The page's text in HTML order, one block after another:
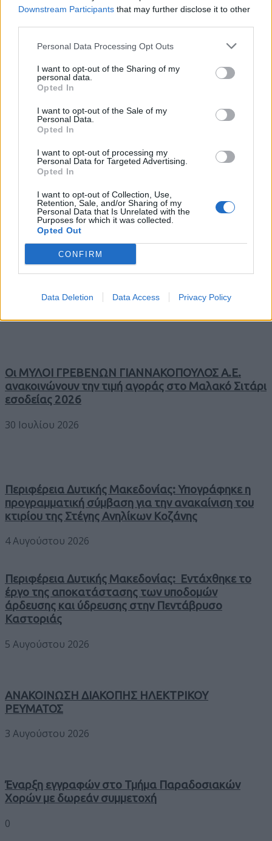
Downstream Participants that may further disclose it to other
Personal Data Processing Opt Outs
I want to opt-out of the Sharing of my
personal data.
Opted In
I want to opt-out of the Sale of my
Personal Data.
Opted In
I want to opt-out of processing my
Personal Data for Targeted Advertising.
Opted In
I want to opt-out of Collection, Use,
Retention, Sale, and/or Sharing of my
Personal Data that Is Unrelated with the
Purposes for which it was collected.
Opted Out
CONFIRM
Data Deletion Data Access Privacy Policy
Διακόσμηση
Διατροφή
Υγεία
Auto
Sexuality
Latest
Οι ΜΥΛΟΙ ΓΡΕΒΕΝΩΝ ΓΙΑΝΝΑΚΟΠΟΥΛΟΣ Α.Ε.
ανακοινώνουν την τιμή αγοράς στο Μαλακό Σιτάρι
εσοδείας 2026
30 Ιουλίου 2026
Περιφέρεια Δυτικής Μακεδονίας: Υπογράφηκε η
προγραμματική σύμβαση για την ανακαίνιση του
κτιρίου της Στέγης Ανηλίκων Κοζάνης
4 Αυγούστου 2026
Περιφέρεια Δυτικής Μακεδονίας: Εντάχθηκε το
έργο της αποκατάστασης των υποδομών
άρδευσης και ύδρευσης στην Πεντάβρυσο
Καστοριάς
5 Αυγούστου 2026
ΑΝΑΚΟΙΝΩΣΗ ΔΙΑΚΟΠΗΣ ΗΛΕΚΤΡΙΚΟΥ
ΡΕΥΜΑΤΟΣ
3 Αυγούστου 2026
Έναρξη εγγραφών στο Τμήμα Παραδοσιακών
Χορών με δωρεάν συμμετοχή
0